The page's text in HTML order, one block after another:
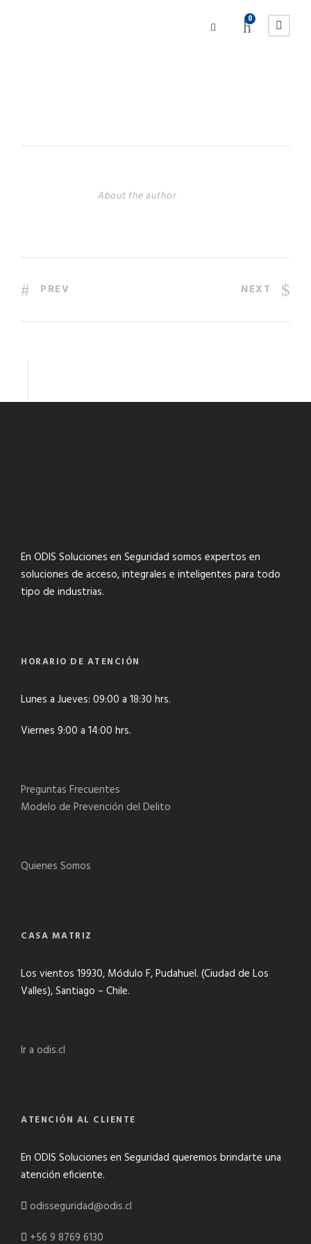
0
About the author
PREV NEXT
En ODIS Soluciones en Seguridad somos expertos en
soluciones de acceso, integrales e inteligentes para todo
tipo de industrias.
HORARIO DE ATENCIÓN
Lunes a Jueves: 09:00 a 18:30 hrs.
Viernes 9:00 a 14:00 hrs.
Preguntas Frecuentes
Modelo de Prevención del Delito
Quienes Somos
CASA MATRIZ
Los vientos 19930, Módulo F, Pudahuel. (Ciudad de Los
Valles), Santiago – Chile.
Ir a odis.cl
ATENCIÓN AL CLIENTE
En ODIS Soluciones en Seguridad queremos brindarte una
atención eficiente.
odisseguridad@odis.cl
+56 9 8769 6130